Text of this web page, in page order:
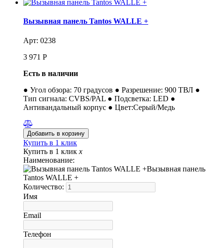
Вызывная панель Tantos WALLE +
Арт: 0238
3 971 Р
Есть в наличии
● Угол обзора: 70 градусов ● Разрешение: 900 ТВЛ ●
Тип сигнала: CVBS/PAL ● Подсветка: LED ●
Антивандальный корпус ● Цвет:Серый/Медь
Купить в 1 клик
Купить в 1 клик x
Наименование:
Вызывная панель
Tantos WALLE +
Количество:
Имя
Email
Телефон